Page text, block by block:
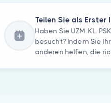
Teilen Sie als Erster
Haben Sie UZM. KL.
besucht? Indem Sie
anderen helfen, die